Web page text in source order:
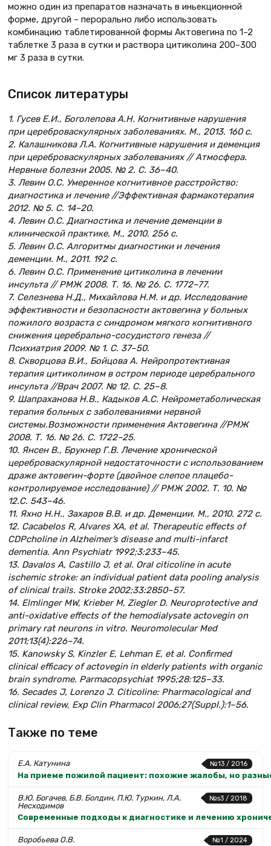
можно один из препаратов назначать в иньекционной
форме, другой – перорально либо использовать
комбинацию таблетированной формы Актовегина по 1–2
таблетке 3 раза в сутки и раствора цитиколина 200–300
мг 3 раза в сутки.
Список литературы
1. Гусев Е.И., Боголепова А.Н. Когнитивные нарушения
при цереброваскулярных заболеваниях. М., 2013. 160 с.
2. Калашникова Л.А. Когнитивные нарушения и деменция
при цереброваскулярных заболеваниях // Атмосфера.
Нервные болезни 2005. № 2. С. 36–40.
3. Левин О.С. Умеренное когнитивное расстройство:
диагностика и лечение //Эффективная фармакотерапия
2012. № 5. С. 14–20.
4. Левин О.С. Диагностика и лечение деменции в
клинической практике. М., 2010. 256 с.
5. Левин О.С. Алгоритмы диагностики и лечения
деменции. М., 2011. 192 с.
6. Левин О.С. Применение цитиколина в лечении
инсульта // РМЖ 2008. Т. 16. № 26. С. 1772–77.
7. Селезнева Н.Д., Михайлова Н.М. и др. Исследование
эффективности и безопасности актовегина у больных
пожилого возраста с синдромом мягкого когнитивного
снижения церебрально-сосудистого генеза //
Психиатрия 2009. № 1. С. 37–50.
8. Скворцова В.И., Бойцова А. Нейропротективная
терапия цитиколином в остром периоде церебрального
инсульта //Врач 2007. № 12. С. 25–8.
9. Шапраханова Н.В., Кадыков А.С. Нейрометаболическая
терапия больных с заболеваниями нервной
системы.Возможности применения Актовегина //РМЖ
2008. Т. 16. № 26. С. 1722–25.
10. Янсен В., Брукнер Г.В. Лечение хронической
цереброваскулярной недостаточности с использованием
драже актовегин-форте (двойное слепое плацебо-
контролируемое исследование) // РМЖ 2002. Т. 10. №
12.С. 543–46.
11. Яхно Н.Н., Захаров В.В. и др. Деменции. М., 2010. 272 с.
12. Cacabelos R, Alvares XA, et al. Therapeutic effects of
CDPcholine in Alzheimer’s disease and multi-infarct
dementia. Ann Psychiatr 1992;3:233–45.
13. Davalos A, Castillo J, et al. Oral citicoline in acute
ischemic stroke: an individual patient data pooling analysis
of clinical trails. Stroke 2002;33:2850–57.
14. Elmlinger MW, Krieber M, Ziegler D. Neuroprotective and
anti-oxidative effects of the hemodialysate actovegin on
primary rat neurons in vitro. Neuromolecular Med
2011;13(4):226–74.
15. Kanowsky S, Kinzler E, Lehman E, et al. Confirmed
clinical efficacy of actovegin in elderly patients with organic
brain syndrome. Parmacopsychiat 1995;28:125–33.
16. Secades J, Lorenzo J. Citicoline: Pharmacological and
clinical review, Exp Clin Pharmacol 2006;27(Suppl.):1–56.
Также по теме
№13 / 2016
Е.А. Катунина
На приеме пожилой пациент: похожие жалобы, но
№s3 / 2018
В.Ю. Богачев, Б.В. Болдин, П.Ю. Туркин, Л.А.
Несходимов
Современные подходы к диагностике и лечению
№1 / 2024
Воробьева О.В.